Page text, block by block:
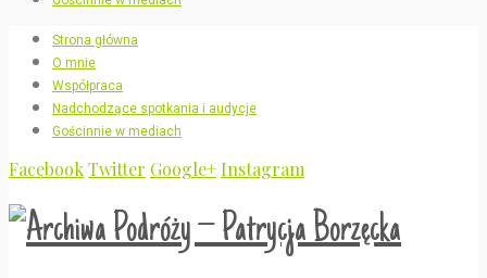
Strona główna
O mnie
Współpraca
Nadchodzące spotkania i audycje
Gościnnie w mediach
FacebookTwitter Google+Instagram